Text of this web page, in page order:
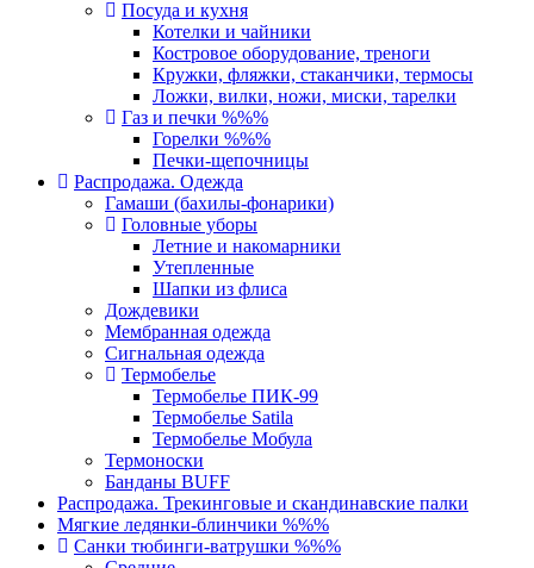
Посуда и кухня
Котелки и чайники
Костровое оборудование, треноги
Кружки, фляжки, стаканчики, термосы
Ложки, вилки, ножи, миски, тарелки
Газ и печки %%%
Горелки %%%
Печки-щепочницы
Распродажа. Одежда
Гамаши (бахилы-фонарики)
Головные уборы
Летние и накомарники
Утепленные
Шапки из флиса
Дождевики
Мембранная одежда
Сигнальная одежда
Термобелье
Термобелье ПИК-99
Термобелье Satila
Термобелье Мобула
Термоноски
Банданы BUFF
Распродажа. Трекинговые и скандинавские палки
Мягкие ледянки-блинчики %%%
Санки тюбинги-ватрушки %%%